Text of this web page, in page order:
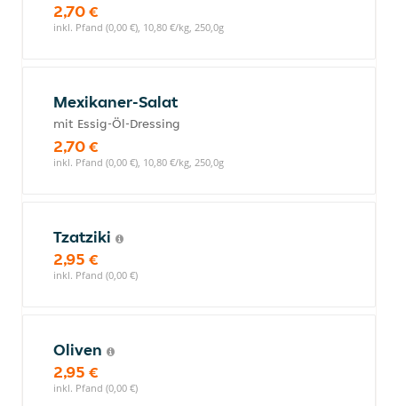
2,70 €
inkl. Pfand (0,00 €), 10,80 €/kg, 250,0g
Mexikaner-Salat
mit Essig-Öl-Dressing
2,70 €
inkl. Pfand (0,00 €), 10,80 €/kg, 250,0g
Tzatziki
2,95 €
inkl. Pfand (0,00 €)
Oliven
2,95 €
inkl. Pfand (0,00 €)